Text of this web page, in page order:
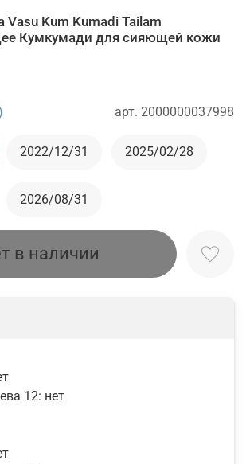
арт. 2000000037998
Kum Kumadi Tailam
Кумкумади для сияющей кожи
в наличии
12: нет
2022/12/31 2025/02/28
2026/08/31